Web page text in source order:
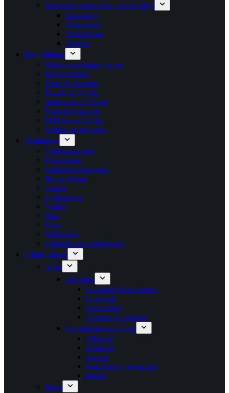
Manometre,termometre, varmemålere
Manometre
Termometre
Varmemålere
Tilbehør
Rør / fittings
Kobber pressfittings og rør
Messingfittings
Primofit rørsamler
Pex rør og fittings
Alupex rør og fittings
Præisoleret pex rør
PEM rør og fittings
Ventiler og stophaner
Ventilation
Ventilationspakke
Flexsystemer
Ventilationsaggregater
Rør og fittings
Slanger
Lyddæmpere
Ventiler
Riste
Filtre
Ventilatorer
Taghætter og inddækninger
Afløb / kloak
Afløb
Gulvafløb
Gulvafløb firkantet/rund
Linjeafløb
Hjørneafløb
Tilbehør og vandlåse
Grå afløbsrør og fittings
Afløbsrør
Bøjninger
Grenrør
Reduktioner / overgange
Muffer
Kloak